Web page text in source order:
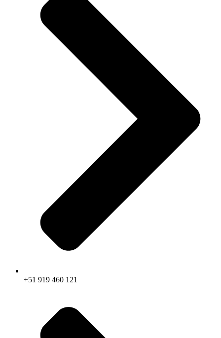
+51 919 460 121